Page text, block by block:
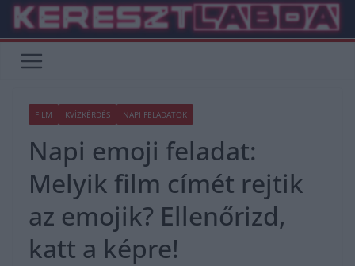
Skip
content
FILM KVÍZKÉRDÉS NAPI FELADATOK
Napi emoji feladat:
Melyik film címét rejtik
az emojik? Ellenőrizd,
katt a képre!